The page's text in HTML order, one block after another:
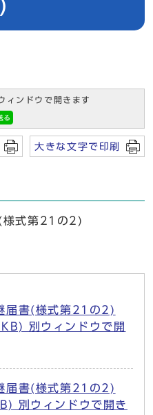
ィンドウで開きます
大きな文字で印刷
様式第21の2)
届書(様式第21の2)
別ウィンドウで開
届書(様式第21の2)
別ウィンドウで開き